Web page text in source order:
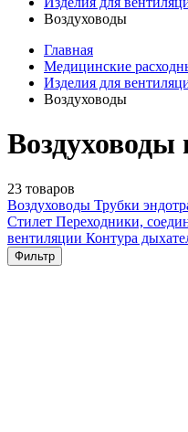
Воздуховоды
Главная
Медицинские
Изделия для
Воздуховоды
Воздуховоды
23 товаров
Воздуховоды Трубки
Стилет Переходники,
вентиляции Контура
Фильтр